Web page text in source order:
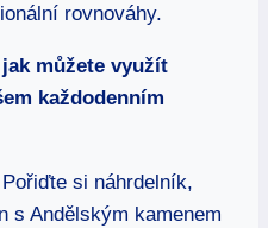
rovnováhy.
můžete využít
každodenním
Pořiďte si náhrdelník,
s Andělským kamenem